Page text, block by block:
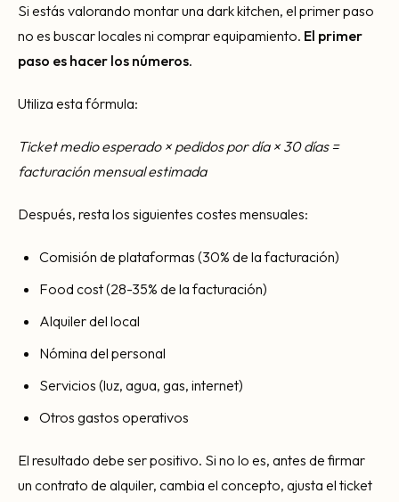
Si estás valorando montar una dark kitchen, el primer paso
no es buscar locales ni comprar equipamiento. El primer
paso es hacer los números.
Utiliza esta fórmula:
Ticket medio esperado × pedidos por día × 30 días =
facturación mensual estimada
Después, resta los siguientes costes mensuales:
Comisión de plataformas (30% de la facturación)
Food cost (28-35% de la facturación)
Alquiler del local
Nómina del personal
Servicios (luz, agua, gas, internet)
Otros gastos operativos
El resultado debe ser positivo. Si no lo es, antes de firmar
un contrato de alquiler, cambia el concepto, ajusta el ticket